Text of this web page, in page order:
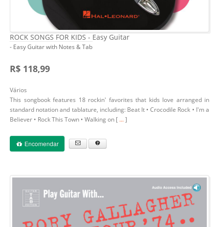
ROCK SONGS FOR KIDS - Easy Guitar
- Easy Guitar with Notes & Tab
R$ 118,99
Vários
This songbook features 18 rockin' favorites that kids love arranged in
standard notation and tablature, including: Beat It • Crocodile Rock • I'm a
Believer • Rock This Town • Walking on [ ...]
Encomendar